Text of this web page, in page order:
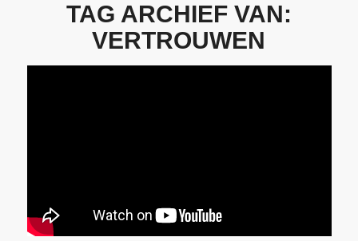
TAG ARCHIEF VAN:
VERTROUWEN